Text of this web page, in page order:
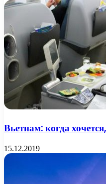
Вьетнам: когда
15.12.2019